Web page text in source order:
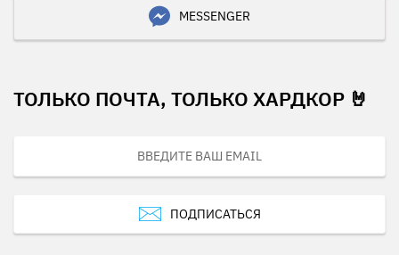
MESSENGER
ТОЛЬКО ПОЧТА, ТОЛЬКО ХАРДКОР 🤘
ПОДПИСАТЬСЯ